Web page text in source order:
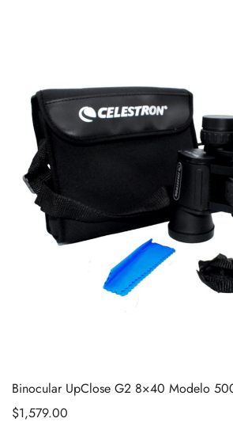
Binocular UpClose G2 8×40 Modelo
$1,579.00